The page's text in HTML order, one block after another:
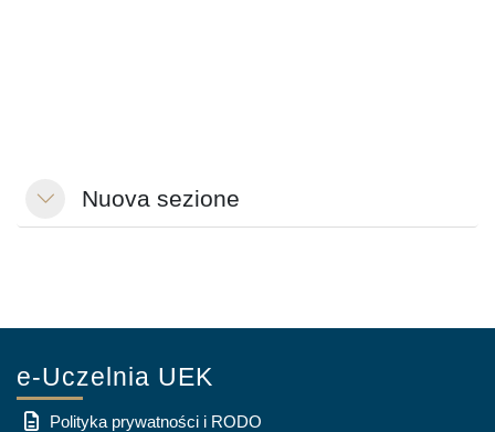
MinimizzaNuova sezione
e-Uczelnia UEK
Polityka prywatności i RODO